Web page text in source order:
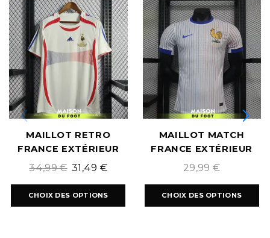
MAILLOT RETRO
FRANCE EXTÉRIEUR
2006/2007
34,99€ 31,49 €
CHOIX DES OPTIONS
MAILLOT MATCH
FRANCE EXTÉRIEUR
EURO 2024
29,99 €
CHOIX DES OPTIONS